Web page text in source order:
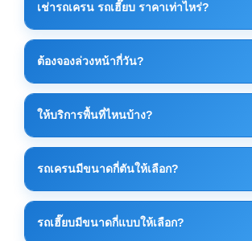
เช่ารถเครน รถเฮี๊ยบ ราคาเท่าไหร่?
และหน้างานจริง โดยทั่วไป รถเครนเริ่มต้น
7,500 บาท/วัน และรถเฮี๊ยบเริ่มต้นประมา
วัน แนะนำให้ติดต่อเพื่อประเมินราคาที่เหม
ต้องจองล่วงหน้ากี่วัน?
ควรจองล่วงหน้าอย่างน้อย 1–3 วัน เพื่อจัด
เตรียมอุปกรณ์ให้เหมาะสมกับงาน แต่กรณี
สามารถสอบถามได้ทันที
ให้บริการพื้นที่ไหนบ้าง?
ฉบัง และพื้นที่นิคมอุตสาหกรรมใกล้เคียง
รถเครนมีขนาดกี่ตันให้เลือก?
มีหลายขนาดตั้งแต่ 10 ตัน 20 ตัน 30 ตัน ไป
ขนาดใหญ่สำหรับงานอุตสาหกรรม ทั้งนี้ขึ้
รถเฮี๊ยบมีขนาดกี่แบบให้เลือก?